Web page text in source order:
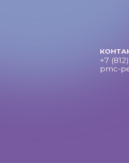
Петроградский